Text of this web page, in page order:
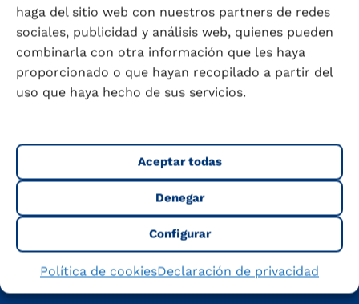
haga del sitio web con nuestros partners de redes
sociales, publicidad y análisis web, quienes pueden
combinarla con otra información que les haya
proporcionado o que hayan recopilado a partir del
uso que haya hecho de sus servicios.
Aceptar todas
Denegar
Configurar
Política de cookiesDeclaración de privacidad
Descubre cómo Puleva forma